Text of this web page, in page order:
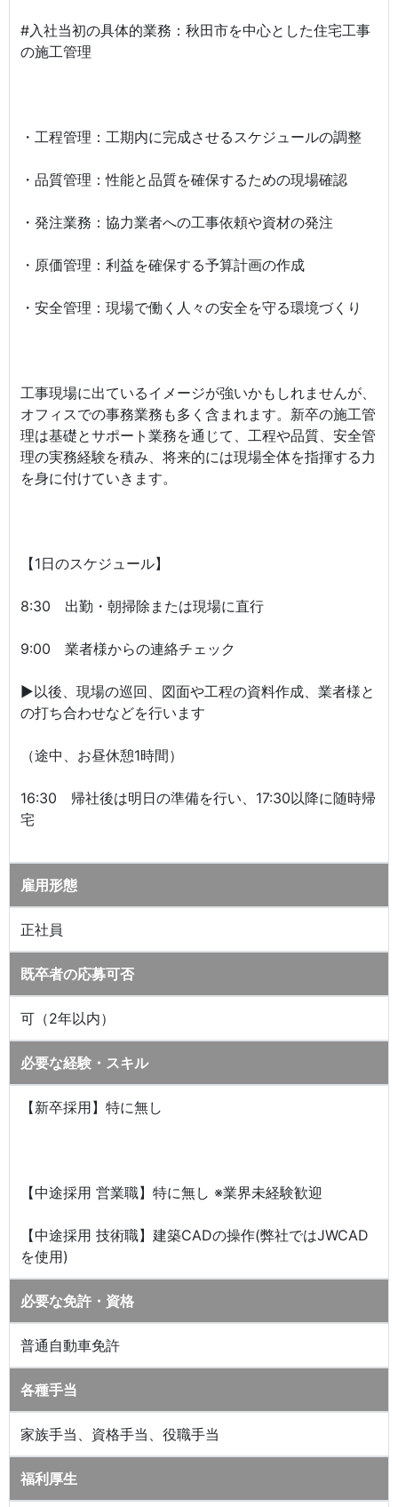
#入社当初の具体的業務：秋田市を中心とした住宅工事
の施工管理
・工程管理：工期内に完成させるスケジュールの調整
・品質管理：性能と品質を確保するための現場確認
・発注業務：協力業者への工事依頼や資材の発注
・原価管理：利益を確保する予算計画の作成
・安全管理：現場で働く人々の安全を守る環境づくり
工事現場に出ているイメージが強いかもしれませんが、
オフィスでの事務業務も多く含まれます。新卒の施工管
理は基礎とサポート業務を通じて、工程や品質、安全管
理の実務経験を積み、将来的には現場全体を指揮する力
を身に付けていきます。
【1日のスケジュール】
8:30 出勤・朝掃除または現場に直行
9:00 業者様からの連絡チェック
▶以後、現場の巡回、図面や工程の資料作成、業者様と
の打ち合わせなどを行います
（途中、お昼休憩1時間）
16:30 帰社後は明日の準備を行い、17:30以降に随時帰
宅
雇用形態
正社員
既卒者の応募可否
可（2年以内）
必要な経験・スキル
【新卒採用】特に無し
【中途採用 営業職】特に無し ※業界未経験歓迎
【中途採用 技術職】建築CADの操作(弊社ではJWCAD
を使用)
必要な免許・資格
普通自動車免許
各種手当
家族手当、資格手当、役職手当
福利厚生